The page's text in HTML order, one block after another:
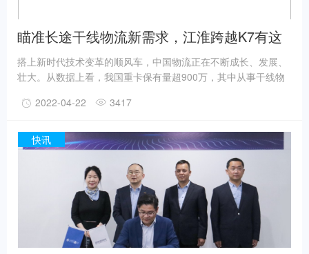
瞄准长途干线物流新需求，江淮跨越K7有这
些“本领”
搭上新时代技术变革的顺风车，中国物流正在不断成长、发展、
壮大。从数据上看，我国重卡保有量超900万，其中从事干线物
快运在内的干线物流运输地位日益凸显。市场销量上升，伴随激
2022-04-22 3417
快讯